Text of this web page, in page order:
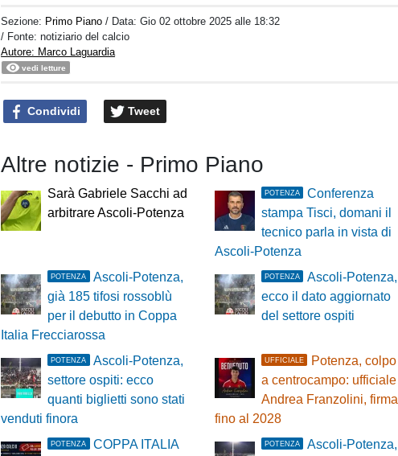
Sezione: Primo Piano / Data:Gio 02 ottobre 2025 alle 18:32
/ Fonte: notiziario del calcio
Autore: Marco Laguardia
vedi letture
Condividi Tweet
Altre notizie - Primo Piano
Sarà Gabriele Sacchi ad
arbitrare Ascoli-Potenza
POTENZA
Conferenza
stampa Tisci, domani il
tecnico parla in vista di
Ascoli-Potenza
POTENZA
Ascoli-Potenza,
già 185 tifosi rossoblù
per il debutto in Coppa
Italia Frecciarossa
POTENZA
Ascoli-Potenza,
ecco il dato aggiornato
del settore ospiti
POTENZA
Ascoli-Potenza,
settore ospiti: ecco
quanti biglietti sono stati
venduti finora
UFFICIALE
Potenza, colpo
a centrocampo: ufficiale
Andrea Franzolini, firma
fino al 2028
POTENZA
COPPA ITALIA
POTENZA
Ascoli-Potenza,